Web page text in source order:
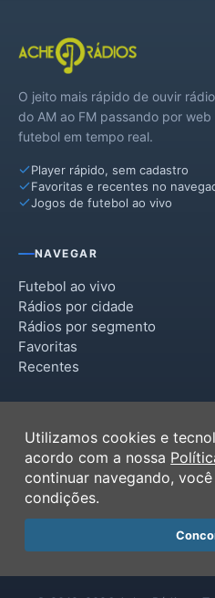
O jeito mais rápido de ouvir
do AM ao FM passando por
futebol em tempo real.
Player rápido, sem cadastro
Favoritas e recentes no
Jogos de futebol ao vivo
NAVEGAR
Futebol ao vivo
Rádios por cidade
Rádios por segmento
Favoritas
Recentes
Termos de Uso
Política de Privacidade
Ferramentas
Contato
Utilizamos cookies e
acordo com a nossa
continuar navegando,
condições.